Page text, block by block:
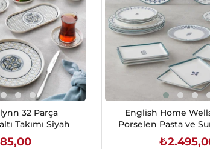
32 Parça
Takımı Siyah
English Home
Porselen Pasta ve
Kişilik